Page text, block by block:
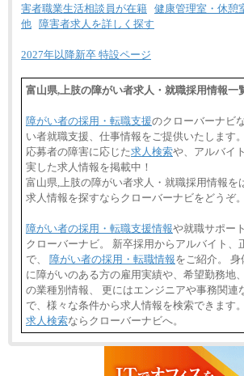
害者職業生活相談員が在籍 健康管理室・休憩
他
障害者求人を詳しく探す
2027年以降新卒 特設ページ
富山県,上肢の障がい者求人・就職採用情報一
障がい者の採用・転職支援のクローバーナビ
い者就職支援、仕事情報をご提供いたします。
応募者の障害に応じた求人検索や、アルバイ
実した求人情報を掲載中！
富山県,上肢の障がい者求人・就職採用情報を
求人情報を探すならクローバーナビをどうぞ。
障がい者の採用・転職支援情報や就職サポー
クローバーナビ。 新卒採用からアルバイト、
で、 障がい者の採用・転職情報をご紹介。
に障がいのある方の雇用実績や、希望勤務地
の業種別情報、 更にはエンジニアや事務関連
で、様々な条件から求人情報を検索できます。
求人検索ならクローバーナビへ。